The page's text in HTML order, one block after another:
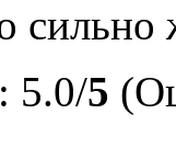
сильно
5.0/5